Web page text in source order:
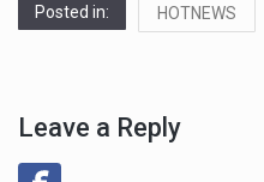
Posted in: HOTNEWS
Leave a Reply